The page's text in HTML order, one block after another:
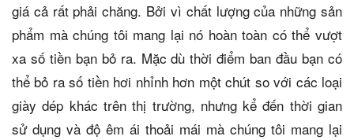
giá cả rất phải chăng. Bởi vì chất lượng của những sản
phẩm mà chúng tôi mang lại nó hoàn toàn có thể vượt
xa số tiền bạn bỏ ra. Mặc dù thời điểm ban đầu bạn có
thể bỏ ra số tiền hơi nhỉnh hơn một chút so với các loại
giày dép khác trên thị trường, nhưng kể đến thời gian
sử dụng và độ êm ái thoải mái mà chúng tôi mang lại